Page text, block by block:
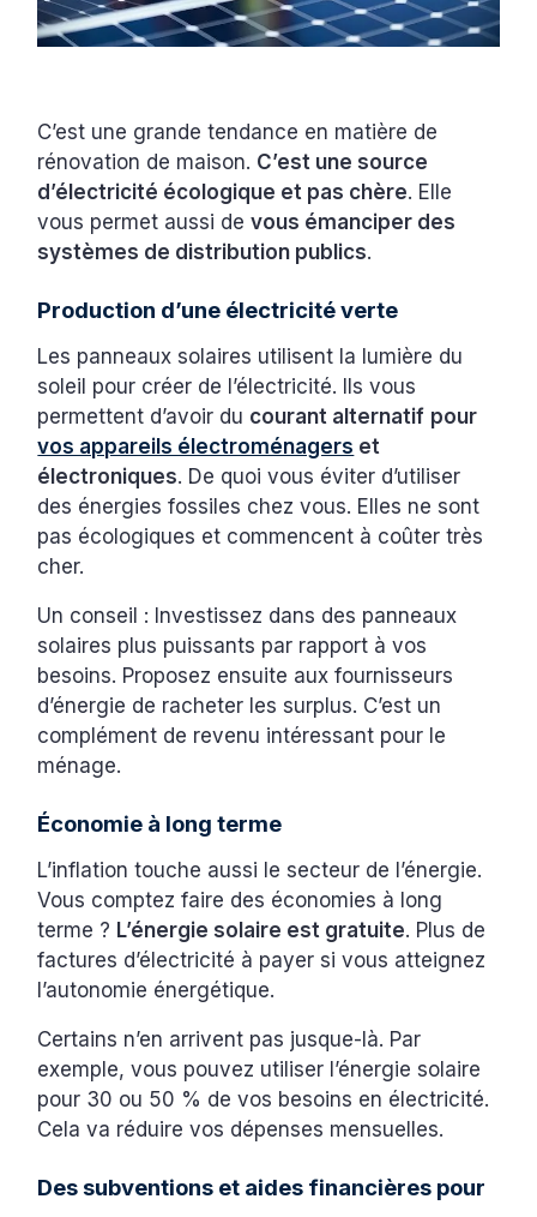
C’est une grande tendance en matière de
rénovation de maison. C’est une source
d’électricité écologique et pas chère. Elle
vous permet aussi devous émanciper des
systèmes de distribution publics.
Production d’une électricité verte
Les panneaux solaires utilisent la lumière du
soleil pour créer de l’électricité. Ils vous
permettent d’avoir du courant alternatif pour
vos appareils électroménagers et
électroniques. De quoi vous éviter d’utiliser
des énergies fossiles chez vous. Elles ne sont
pas écologiques et commencent à coûter très
cher.
Un conseil : Investissez dans des panneaux
solaires plus puissants par rapport à vos
besoins. Proposez ensuite aux fournisseurs
d’énergie de racheter les surplus. C’est un
complément de revenu intéressant pour le
ménage.
Économie à long terme
L’inflation touche aussi le secteur de l’énergie.
Vous comptez faire des économies à long
terme ? L’énergie solaire est gratuite. Plus de
factures d’électricité à payer si vous atteignez
l’autonomie énergétique.
Certains n’en arrivent pas jusque-là. Par
exemple, vous pouvez utiliser l’énergie solaire
pour 30 ou 50 % de vos besoins en électricité.
Cela va réduire vos dépenses mensuelles.
Des subventions et aides financières pour